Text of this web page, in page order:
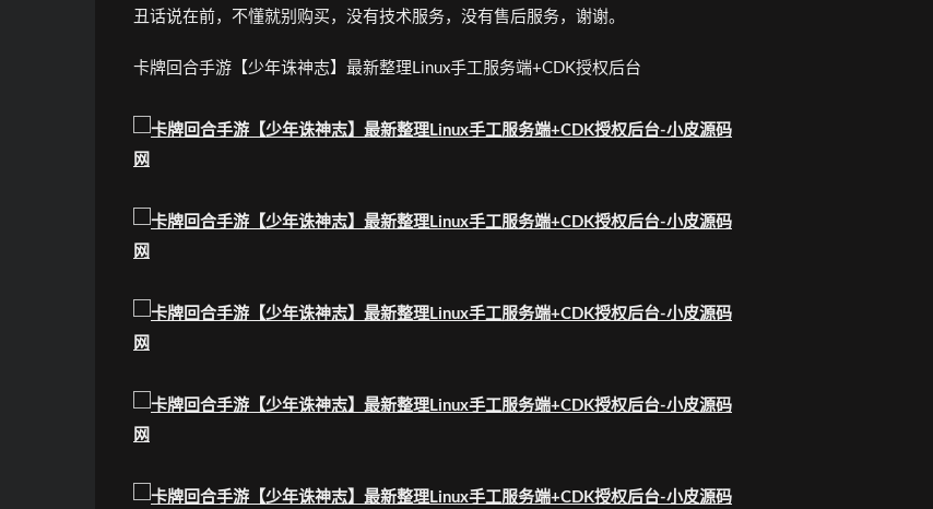
丑话说在前，不懂就别购买，没有技术服务，没有售后服务，谢谢。
卡牌回合手游【少年诛神志】最新整理Linux手工服务端+CDK授权后台